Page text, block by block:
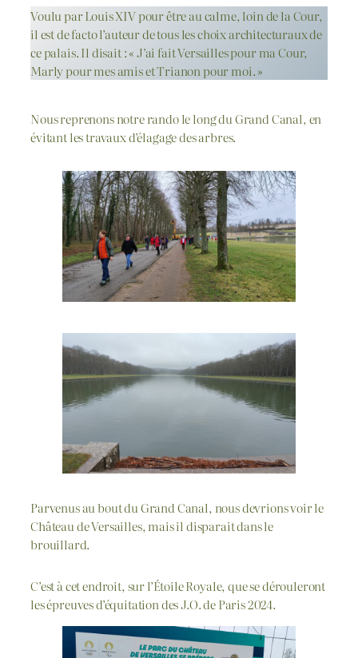
Voulu par Louis XIV pour être au calme, loin de la Cour,
il est de facto l’auteur de tous les choix architecturaux de
ce palais. Il disait : « J’ai fait Versailles pour ma Cour,
Marly pour mes amis et Trianon pour moi. »
Nous reprenons notre rando le long du Grand Canal, en
évitant les travaux d’élagage des arbres.
Parvenus au bout du Grand Canal, nous devrions voir le
Château de Versailles, mais il disparait dans le
brouillard.
C’est à cet endroit, sur l’Étoile Royale, que se dérouleront
les épreuves d’équitation des J.O. de Paris 2024.